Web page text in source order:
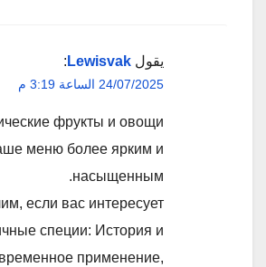
يقول Lewisvak
:
24/07/2025 الساعة 3:19 م
фрукты и овощи
меню более ярким и
насыщенным.
если вас интересует
специи: История и
применение,